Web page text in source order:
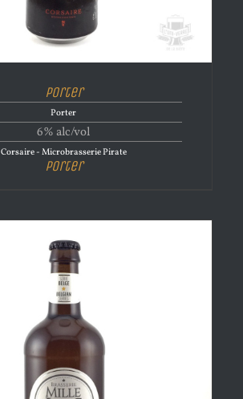
Porter
Porter
6% alc/vol
Corsaire - Microbrasserie Pirate
Porter